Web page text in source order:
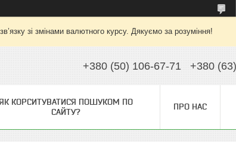
зі змінами валютного курсу. Дякуємо за розуміння!
+380 (50) 106-67-71 +380
КОРСИТУВАТИСЯ ПОШУКОМ ПО
САЙТУ?
ПРО НАС